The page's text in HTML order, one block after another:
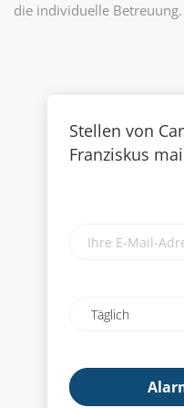
die individuelle Betreuung.
Stellen von
Franziskus
frequency